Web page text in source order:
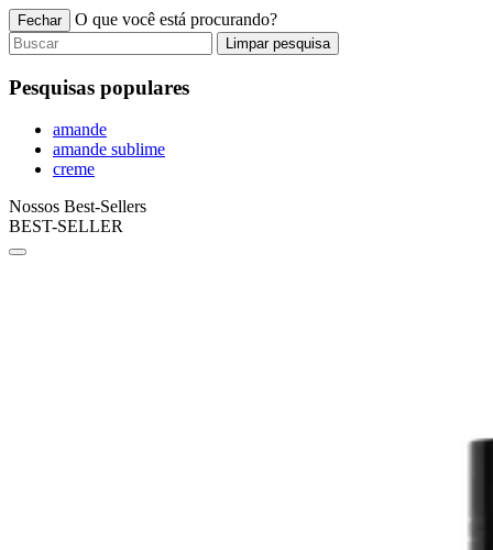
Fechar O que você está procurando?
Limpar pesquisa
Pesquisas populares
amande
amande sublime
creme
Nossos Best-Sellers
BEST-SELLER